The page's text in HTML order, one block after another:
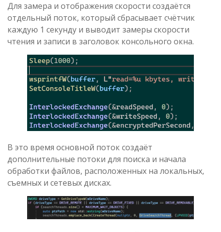
Для замера и отображения скорости создаётся
отдельный поток, который сбрасывает счётчик
каждую 1 секунду и выводит замеры скорости
чтения и записи в заголовок консольного окна.
В это время основной поток создаёт
дополнительные потоки для поиска и начала
обработки файлов, расположенных на локальных,
съемных и сетевых дисках.